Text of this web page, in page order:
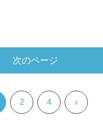
次のページ
2 4 次